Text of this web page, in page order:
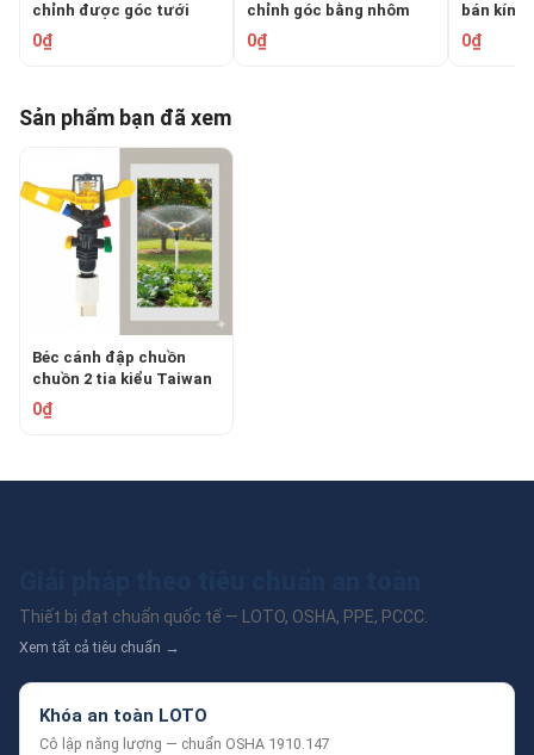
chỉnh được góc tưới
cao thấp BS-60
0₫
chỉnh góc bằng nhôm
ren trong 76mm B-50PY2
0₫
bán kính
0₫
Sản phẩm bạn đã xem
Béc cánh đập chuồn
chuồn 2 tia kiểu Taiwan
ren ngoài 21 BB-389
0₫
Thiết bị đạt chuẩn quốc tế — LOTO, OSHA, PPE, PCCC.
Xem tất cả tiêu chuẩn →
Khóa an toàn LOTO
Cô lập năng lượng — chuẩn OSHA 1910.147